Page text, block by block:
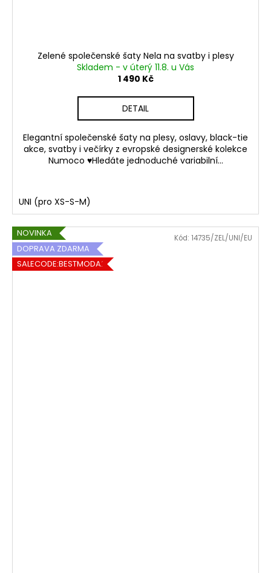
Zelené společenské šaty Nela na svatby i plesy
Skladem - v úterý 11.8. u Vás
1 490 Kč
DETAIL
Elegantní společenské šaty na plesy, oslavy, black-tie
akce, svatby i večírky z evropské designerské kolekce
Numoco ♥Hledáte jednoduché variabilní...
UNI (pro XS-S-M)
NOVINKA
DOPRAVA ZDARMA
SALECODE:BESTMODA20:20:%
Kód: 14735/ZEL/UNI/EU